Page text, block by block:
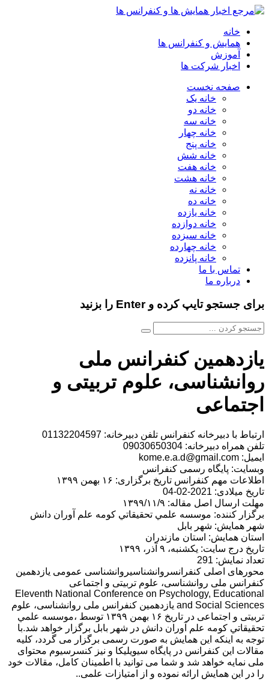
خانه
همایش و کنفرانس ها
آموزش
اخبار شرکت ها
صفحه نخست
خانه یک
خانه دو
خانه سه
خانه چهار
خانه پنج
خانه شش
خانه هفت
خانه هشت
خانه نه
خانه ده
خانه یازده
خانه دوازده
خانه سیزده
خانه چهارده
خانه پانزده
تماس با ما
درباره ما
برای جستجو تایپ کرده و Enter را بزنید
یازدهمین کنفرانس ملی
روانشناسی، علوم تربیتی و
اجتماعی
ارتباط با دبیرخانه کنفرانس تلفن دبیرخانه: 01132204597
تلفن همراه دبیرخانه: 09030650304
ایمیل: kome.e.a.d@gmail.com
وبسایت: پایگاه رسمی کنفرانس
اطلاعات مهم کنفرانس تاریخ برگزاری: ۱۶ بهمن ۱۳۹۹
تاریخ میلادی: 2021-02-04
مهلت ارسال اصل مقاله: ۱۳۹۹/۱۱/۹
برگزار کننده: موسسه علمي تحقيقاتي كومه علم آوران دانش
شهر همایش: شهر بابل
استان همایش: استان مازندران
تاریخ درج سایت: یکشنبه، ۹ آذر، ۱۳۹۹
تعداد نمایش: 291
محورهای اصلی کنفرانسروانشناسیروانشناسی عمومی یازدهمین
کنفرانس ملی روانشناسی، علوم تربیتی و اجتماعی
Eleventh National Conference on Psychology, Educational
and Social Sciences یازدهمین کنفرانس ملی روانشناسی، علوم
تربیتی و اجتماعی در تاریخ ۱۶ بهمن ۱۳۹۹ توسط ،موسسه علمي
تحقيقاتي كومه علم آوران دانش در شهر بابل برگزار خواهد شد.با
توجه به اینکه این همایش به صورت رسمی برگزار می گردد، کلیه
مقالات این کنفرانس در پایگاه سیویلیکا و نیز کنسرسیوم محتوای
ملی نمایه خواهد شد و شما می توانید با اطمینان کامل، مقالات خود
را در این همایش ارائه نموده و از امتیازات علمی..